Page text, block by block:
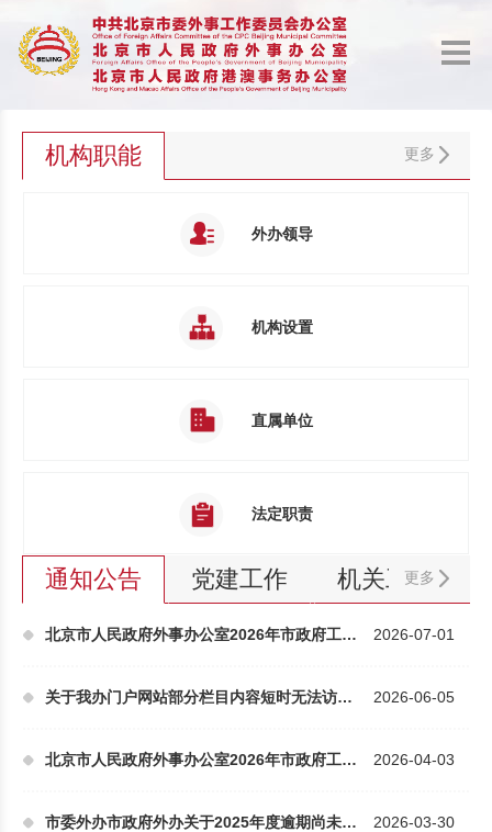
机构职能 更多
外办领导
机构设置
直属单位
法定职责
通知公告 党建工作 机关工作
更多
北京市人民政府外事办公室2026年市政府工作报告重点... 2026-07-01
关于我办门户网站部分栏目内容短时无法访问的公告 2026-06-05
北京市人民政府外事办公室2026年市政府工作报告重点... 2026-04-03
市委外办市政府外办关于2025年度逾期尚未支付中小企... 2026-03-30